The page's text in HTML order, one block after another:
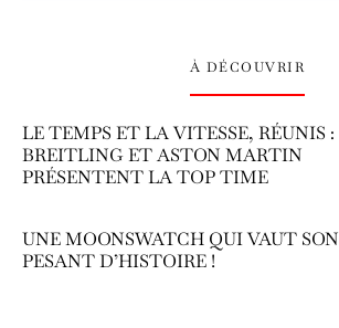
À DÉCOUVRIR
LE TEMPS ET LA VITESSE, RÉUNIS :
BREITLING ET ASTON MARTIN
PRÉSENTENT LA TOP TIME
UNE MOONSWATCH QUI VAUT SON
PESANT D’HISTOIRE !